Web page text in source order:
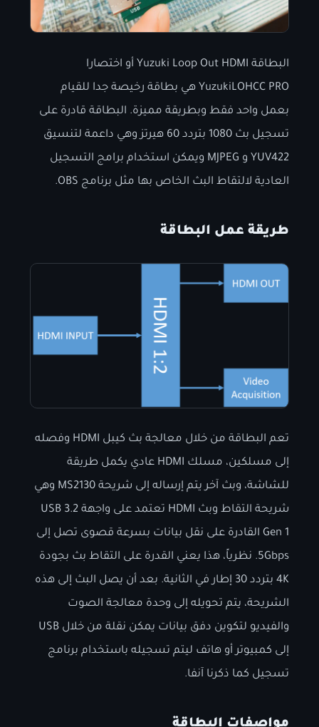
البطاقة Yuzuki Loop Out HDMI أو اختصارا
YuzukiLOHCC PRO هي بطاقة رخيصة جدا للقيام
بعمل واحد فقط وبطريقة مميزة. البطاقة قادرة على
تسجيل بث 1080 بتردد 60 هيرتز وهي داعمة لتنسيق
YUV422 و MJPEG ويمكن استخدام برامج التسجيل
العادية لالتقاط البث الخاص بها مثل برنامج OBS.
طريقة عمل البطاقة
تعم البطاقة من خلال معالجة بث كيبل HDMI وفصله
إلى مسلكين، مسلك HDMI عادي يكمل طريقة
للشاشة، وبث آخر يتم إرساله إلى شريحة MS2130 وهي
شريحة التقاط وبث HDMI تعتمد على واجهة USB 3.2
Gen 1 القادرة على نقل بيانات بسرعة قصوى تصل إلى
5Gbps. نظرياً، هذا يعني القدرة على التقاط بث بجودة
4K بتردد 30 إطار في الثانية. بعد أن يصل البث إلى هذه
الشريحة، يتم تحويله إلى وحدة معالجة الصوت
والفيديو لتكوين دفق بيانات يمكن نقلة من خلال USB
إلى كمبيوتر أو هاتف ليتم تسجيله باستخدام برنامج
تسجيل كما ذكرنا آنفا.